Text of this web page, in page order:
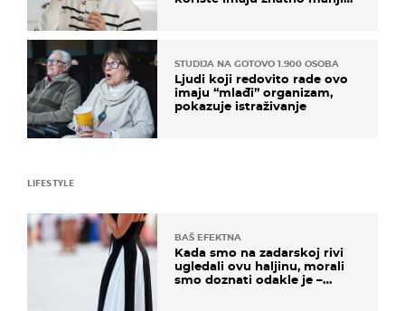
STUDIJA NA GOTOVO 1.900 OSOBA
Ljudi koji redovito rade ovo
imaju “mlađi” organizam,
pokazuje istraživanje
LIFESTYLE
BAŠ EFEKTNA
Kada smo na zadarskoj rivi
ugledali ovu haljinu, morali
smo doznati odakle je –